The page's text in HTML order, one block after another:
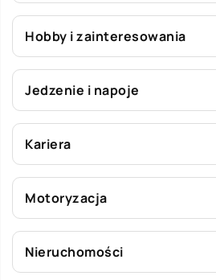
Hobby i zainteresowania
Jedzenie i napoje
Kariera
Motoryzacja
Nieruchomości